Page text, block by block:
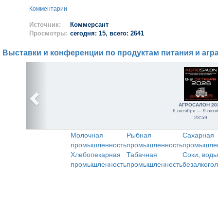
Комментарии
Источник:
Коммерсант
Просмотры: сегодня: 15, всего: 2641
Выставки и конференции по продуктам питания и
АГРОСАЛОН
6 октября — 9
23:59
Молочная
промышленность
Рыбная
промышленность
Сахарная
Хлебопекарная
промышленность
Табачная
промышленность
Соки,